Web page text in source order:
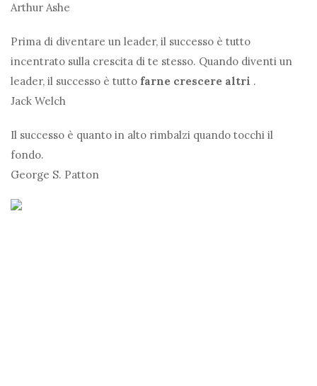
Arthur Ashe
Prima di diventare un leader, il successo è tutto
incentrato sulla crescita di te stesso. Quando diventi un
leader, il successo è tutto farne crescere altri .
Jack Welch
Il successo è quanto in alto rimbalzi quando tocchi il
fondo.
George S. Patton